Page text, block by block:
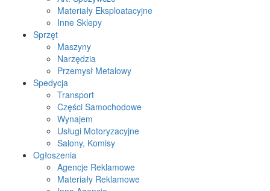
Materiały Eksploatacyjne
Inne Sklepy
Sprzęt
Maszyny
Narzędzia
Przemysł Metalowy
Spedycja
Transport
Części Samochodowe
Wynajem
Usługi Motoryzacyjne
Salony, Komisy
Ogłoszenia
Agencje Reklamowe
Materiały Reklamowe